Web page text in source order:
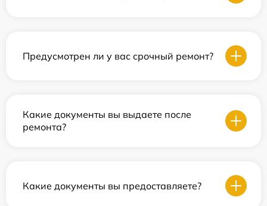
Предусмотрен ли у вас срочный ремонт?
Какие документы вы выдаете после
ремонта?
Какие документы вы предоставляете?